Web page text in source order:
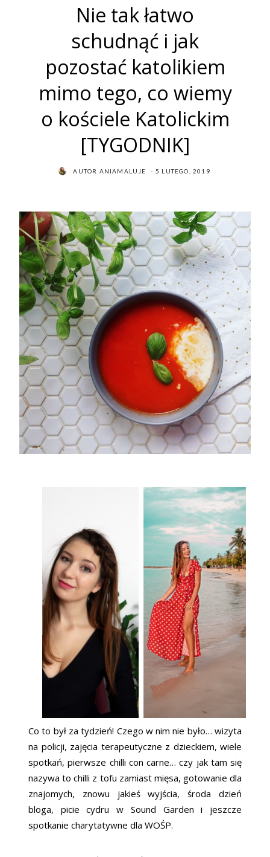
Nie tak łatwo
schudnąć i jak
pozostać katolikiem
mimo tego, co wiemy
o kościele Katolickim
[TYGODNIK]
AUTOR ANIAMALUJE
POSTED
5 LUTEGO, 2019
Co to był za tydzień! Czego w nim nie było… wizyta
na policji, zajęcia terapeutyczne z dzieckiem, wiele
spotkań, pierwsze chilli con carne… czy jak tam się
nazywa to chilli z tofu zamiast mięsa, gotowanie dla
znajomych, znowu jakieś wyjścia, środa dzień
bloga, picie cydru w Sound Garden i jeszcze
spotkanie charytatywne dla WOŚP.